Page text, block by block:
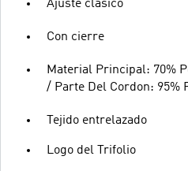
Ajuste clásico
Con cierre
Material Principal: 70%
/ Parte Del Cordon: 95%
Tejido entrelazado
Logo del Trifolio